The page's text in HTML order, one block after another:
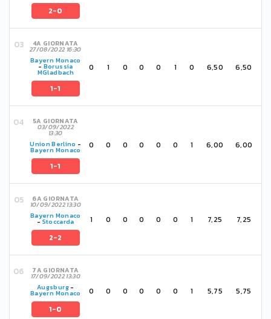
2-0
4A GIORNATA
27/08/2022 16:30
Bayern Monaco
- Borussia
MGladbach
1-1
0 1 0 0 0 1 0 6,50 6,50
5A GIORNATA
03/09/2022
13:30
Union Berlino -
Bayern Monaco
1-1
0 0 0 0 0 0 1 6,00 6,00
6A GIORNATA
10/09/2022 13:30
Bayern Monaco
-Stoccarda
2-2
1 0 0 0 0 0 1 7,25 7,25
7A GIORNATA
17/09/2022 13:30
Augsburg-
Bayern Monaco
1-0
0 0 0 0 0 0 1 5,75 5,75